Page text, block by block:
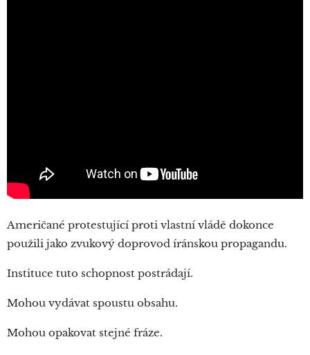
Američané protestující proti vlastní vládě dokonce
použili jako zvukový doprovod íránskou propagandu.
Instituce tuto schopnost postrádají.
Mohou vydávat spoustu obsahu.
Mohou opakovat stejné fráze.